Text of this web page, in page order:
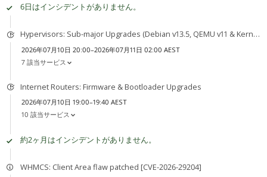
6日はインシデントがありません。
Hypervisors: Sub-major Upgrades (Debian v13.5, QEMU v11 & Kernel v7)
2026年07月10日 20:00–2026年07月11日 02:00 AEST
7 該当サービス
Internet Routers: Firmware & Bootloader Upgrades
2026年07月10日 19:00–19:40 AEST
10 該当サービス
約2ヶ月はインシデントがありません。
WHMCS: Client Area flaw patched [CVE-2026-29204]